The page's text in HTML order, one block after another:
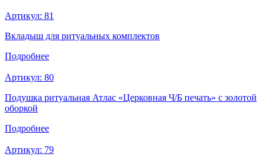
Артикул: 81
Вкладыш для ритуальных комплектов
Подробнее
Артикул: 80
Подушка ритуальная Атлас «Церковная Ч/Б печать» с золотой
оборкой
Подробнее
Артикул: 79